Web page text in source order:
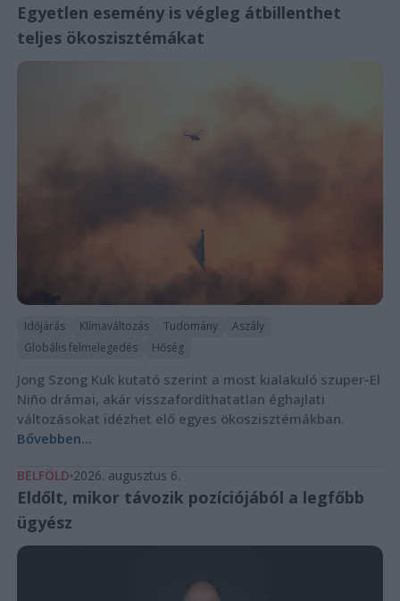
Egyetlen esemény is végleg átbillenthet
teljes ökoszisztémákat
Időjárás Klímaváltozás Tudomány
Aszály
Globális felmelegedés
Hőség
Jong Szong Kuk kutató szerint a most kialakuló szuper-El
Niño drámai, akár visszafordíthatatlan éghajlati
változásokat idézhet elő egyes ökoszisztémákban.
Bővebben...
BELFÖLD 2026. augusztus 6.
Eldőlt, mikor távozik pozíciójából a legfőbb
ügyész